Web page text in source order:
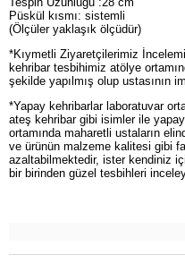
Püskül kısmı: sistemli
(Ölçüler yaklaşık ölçüdür)
*Kıymetli Ziyaretçilerimiz
kehribar tesbihimiz atölye
şekilde yapılmış olup ustasının
*Yapay kehribarlar laboratuvar
ateş kehribar gibi isimler ile
ortamında maharetli ustaların
ve ürünün malzeme kalitesi gibi
azaltabilmektedir, ister kendiniz
bir birinden güzel tesbihleri